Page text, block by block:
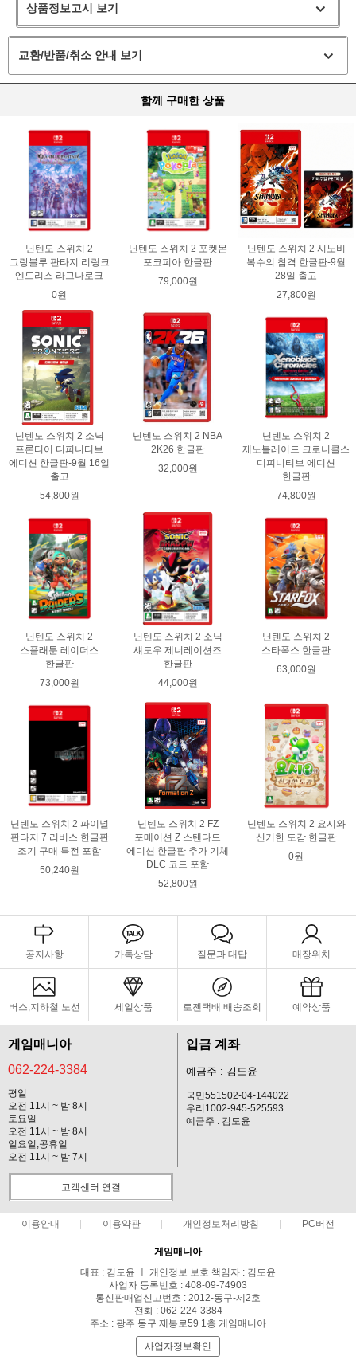
상품정보고시 보기
교환/반품/취소 안내 보기
함께 구매한 상품
닌텐도 스위치 2
그랑블루 판타지 리링크
엔드리스 라그나로크
0원
닌텐도 스위치 2 포켓몬
포코피아 한글판
79,000원
닌텐도 스위치 2 시노비
복수의 참격 한글판-9월
28일 출고
27,800원
닌텐도 스위치 2 소닉
프론티어 디피니티브
에디션 한글판-9월 16일
출고
54,800원
닌텐도 스위치 2 NBA
2K26 한글판
32,000원
닌텐도 스위치 2
제노블레이드 크로니클스
디피니티브 에디션
한글판
74,800원
닌텐도 스위치 2
스플래툰 레이더스
한글판
73,000원
닌텐도 스위치 2 소닉
섀도우 제너레이션즈
한글판
44,000원
닌텐도 스위치 2
스타폭스 한글판
63,000원
닌텐도 스위치 2 파이널
판타지 7 리버스 한글판
조기 구매 특전 포함
50,240원
닌텐도 스위치 2 FZ
포메이션 Z 스탠다드
에디션 한글판 추가 기체
DLC 코드 포함
52,800원
닌텐도 스위치 2 요시와
신기한 도감 한글판
0원
공지사항 카톡상담 질문과 대답 매장위치
버스,지하철 노선 세일상품 로젠택배 배송조회 예약상품
게임매니아
062-224-3384
평일
오전 11시 ~ 밤 8시
토요일
오전 11시 ~ 밤 8시
일요일,공휴일
오전 11시 ~ 밤 7시
입금 계좌
예금주 : 김도윤
국민551502-04-144022
우리1002-945-525593
예금주 : 김도윤
고객센터 연결
이용안내 이용약관 개인정보처리방침 PC버전
게임매니아
대표 : 김도윤 ㅣ 개인정보 보호 책임자 : 김도윤
사업자 등록번호 : 408-09-74903
통신판매업신고번호 : 2012-동구-제2호
전화 : 062-224-3384
주소 : 광주 동구 제봉로59 1층 게임매니아
사업자정보확인